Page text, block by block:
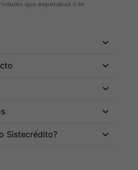
que esperabas o te
Sistecrédito?